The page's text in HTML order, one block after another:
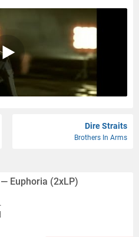
Dire Straits
Brothers In Arms
Euphoria (2xLP)